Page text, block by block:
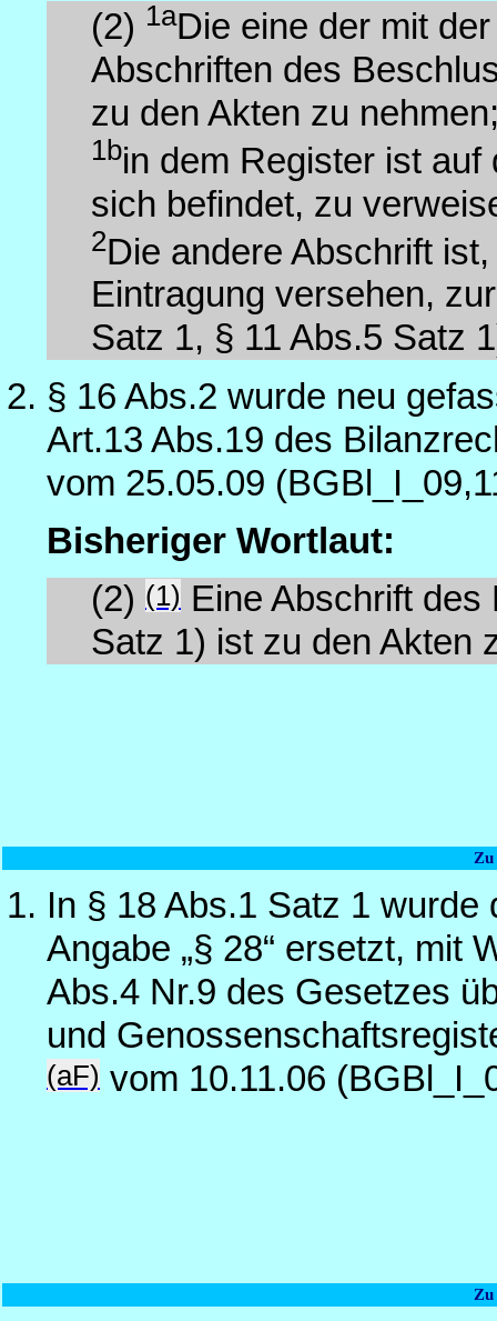
(2) 1aDie eine der mit
Abschriften des
zu den Akten zu
1bin dem Register ist
sich befindet, zu
2Die andere Abschrift
Eintragung versehen,
Satz 1, § 11 Abs.5 Satz
§ 16 Abs.2 wurde neu
Art.13 Abs.19 des
vom 25.05.09
Bisheriger Wortlaut:
(2) (1) Eine Abschrift
Satz 1) ist zu den Akten
In § 18 Abs.1 Satz 1 wurde
Angabe „§ 28“ ersetzt, mit
Abs.4 Nr.9 des Gesetzes
und
(aF) vom 10.11.06